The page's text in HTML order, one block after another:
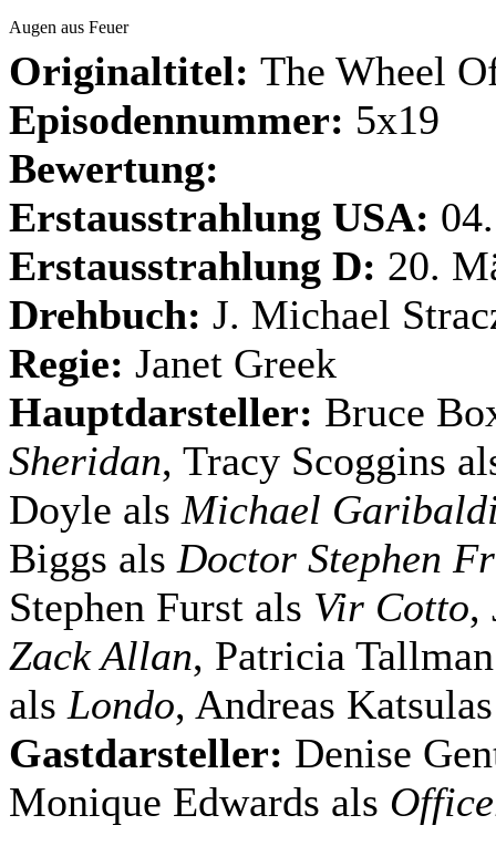
Augen aus Feuer
Originaltitel: The Wheel
Episodennummer: 5x19
Bewertung:
Erstausstrahlung USA:
Erstausstrahlung D: 20.
Drehbuch: J. Michael
Regie: Janet Greek
Hauptdarsteller: Bruce
Sheridan, Tracy Scoggins
Doyle als Michael
Biggs als Doctor Stephen
Stephen Furst als Vir Cotto,
Zack Allan, Patricia
als Londo, Andreas
Gastdarsteller: Denise
Monique Edwards als